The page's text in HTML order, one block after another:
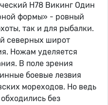
Н78 Викинг Один
формы» - ровный
так и для рыбалки.
северных широт
Ножам уделяется
В поле зрения
боевые лезвия
мореходов. Но ведь
без